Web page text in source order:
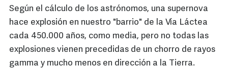
Según el cálculo de los astrónomos, una supernova
hace explosión en nuestro "barrio" de la Vía Láctea
cada 450.000 años, como media, pero no todas las
explosiones vienen precedidas de un chorro de rayos
gamma y mucho menos en dirección a la Tierra.